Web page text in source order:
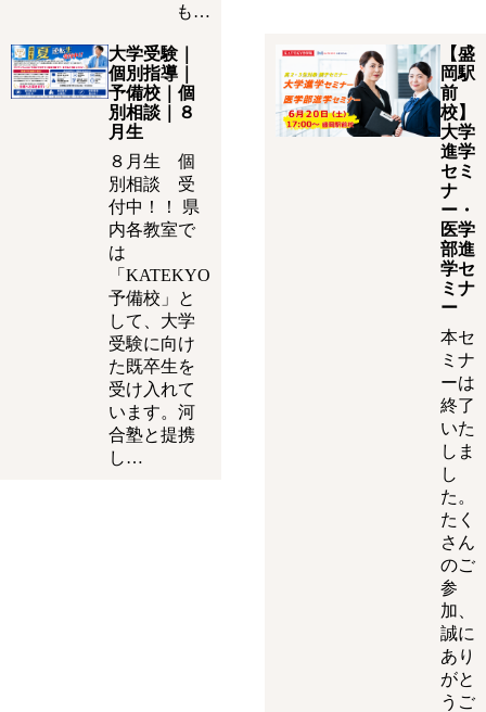
も…
大学受験｜
個別指導｜
予備校｜個
別相談｜８
月生
８月生 個
別相談 受
付中！！ 県
内各教室で
は
「KATEKYO
予備校」と
して、大学
受験に向け
た既卒生を
受け入れて
います。河
合塾と提携
し…
【盛
岡駅
前
校】
大学
進学
セミ
ナ
ー・
医学
部進
学セ
ミナ
ー
本セ
ミナ
ーは
終了
いた
しま
し
た。
たく
さん
のご
参
加、
誠に
あり
がと
うご